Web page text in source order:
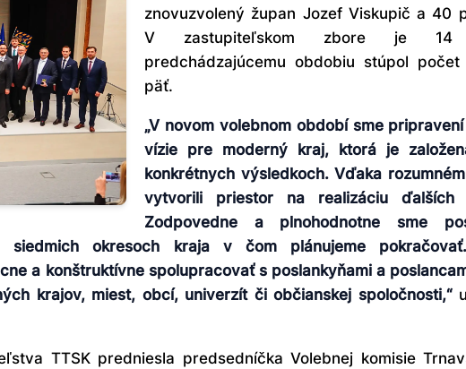
znovuzvolený župan Jozef Viskupič a 40
V zastupiteľskom zbore je 14
predchádzajúcemu obdobiu stúpol
päť.
„V novom volebnom období sme
vízie pre moderný kraj, ktorá je
konkrétnych výsledkoch. Vďaka
vytvorili priestor na realizáciu ďalších
Zodpovedne a plnohodnotne sme
okresoch kraja v čom plánujeme pokračovať.
a konštruktívne spolupracovať s poslankyňami a
krajov, miest, obcí, univerzít či občianskej spoločnosti,“
TTSK predniesla predsedníčka Volebnej komisie